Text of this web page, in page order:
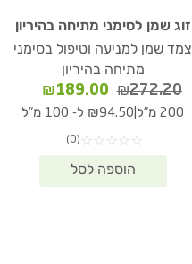
זוג שמן לסימני מתיחה בהיריון
צמד שמן למניעה וטיפול בסימני
מתיחה בהיריון
₪272.20
המחיר
המקורי
₪272.20.
₪189.00
הנוכחי
200 מ"ל ₪94.50 ל- 100 מ"ל
☆
☆
☆
☆
☆
(0)